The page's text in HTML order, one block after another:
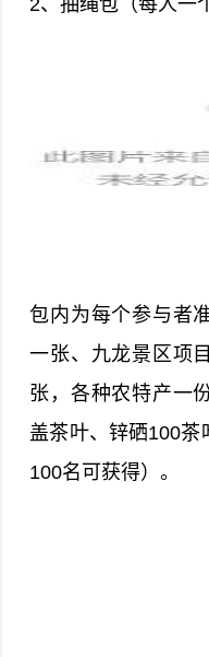
2、抽绳包（每人一
包内为每个参与者
一张、九龙景区项
张，各种农特产一
盖茶叶、锌硒100茶
100名可获得）。